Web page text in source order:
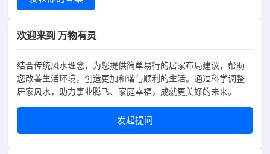
欢迎来到 万物有灵
结合传统风水理念，为您提供简单易行的居家布局建议，帮助
您改善生活环境，创造更加和谐与顺利的生活。通过科学调整
居家风水，助力事业腾飞、家庭幸福，成就更美好的未来。
发起提问